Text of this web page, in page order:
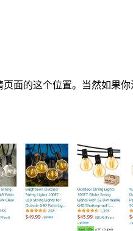
的这个位置。当然如果你